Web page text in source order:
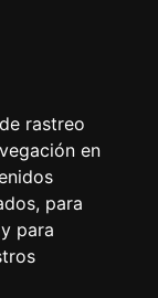
rastreo
en
para
para